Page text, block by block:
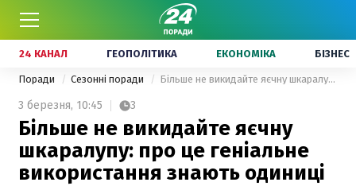
24 КАНАЛ ГЕОПОЛІТИКА ЕКОНОМІКА БІЗНЕС
Поради Сезонні поради Більше не викидайте яєчну шкаралупу: про це геніальне використання знають одиниці
3 березня, 10:45 3
Більше не викидайте яєчну
шкаралупу: про це геніальне
використання знають одиниці